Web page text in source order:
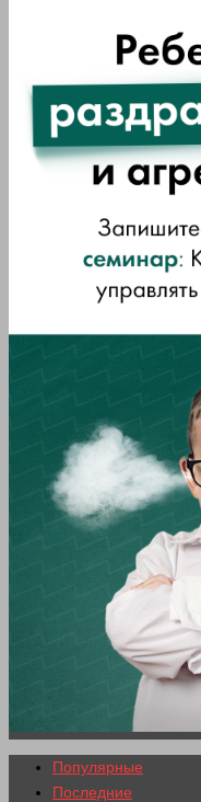
Популярные
Последние